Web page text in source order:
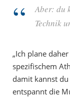
Aber: du
Technik
„Ich plane
spezifischem
damit kannst du
entspannt die